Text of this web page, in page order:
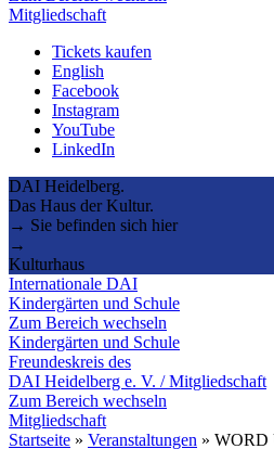
Mitgliedschaft
Tickets kaufen
English
Facebook
Instagram
YouTube
LinkedIn
DAI Heidelberg.
Das Haus der Kultur.
→ Sie befinden sich hier
→
Kulturhaus
Internationale DAI
Kindergärten und Schule
Zum Bereich wechseln
Kindergärten und Schule
Freundeskreis des
DAI Heidelberg e. V. / Mitgliedschaft
Zum Bereich wechseln
Mitgliedschaft
Startseite » Veranstaltungen » WORD